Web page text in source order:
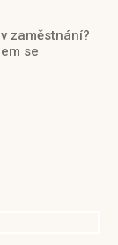
zaměstnání?
se